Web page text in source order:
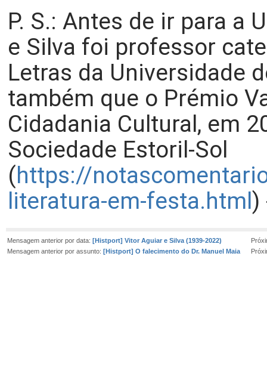
P. S.: Antes de ir para a
e Silva foi professor
Letras da Universidade
também que o Prémio
Cidadania Cultural, em
Sociedade Estoril-Sol
(https://
literatura-em-festa.html)
Mensagem anterior por data: [Histport] Vitor Aguiar e Silva (1939-2022)
Mensagem anterior por assunto: [Histport] O falecimento do Dr. Manuel Maia